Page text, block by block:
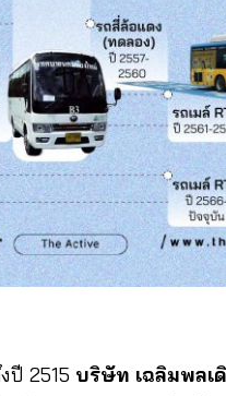
ปี 2515 บริษัท เฉลิมพลเ